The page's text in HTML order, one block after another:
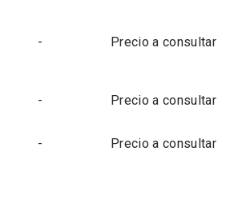
- Precio a consultar
- Precio a consultar
- Precio a consultar